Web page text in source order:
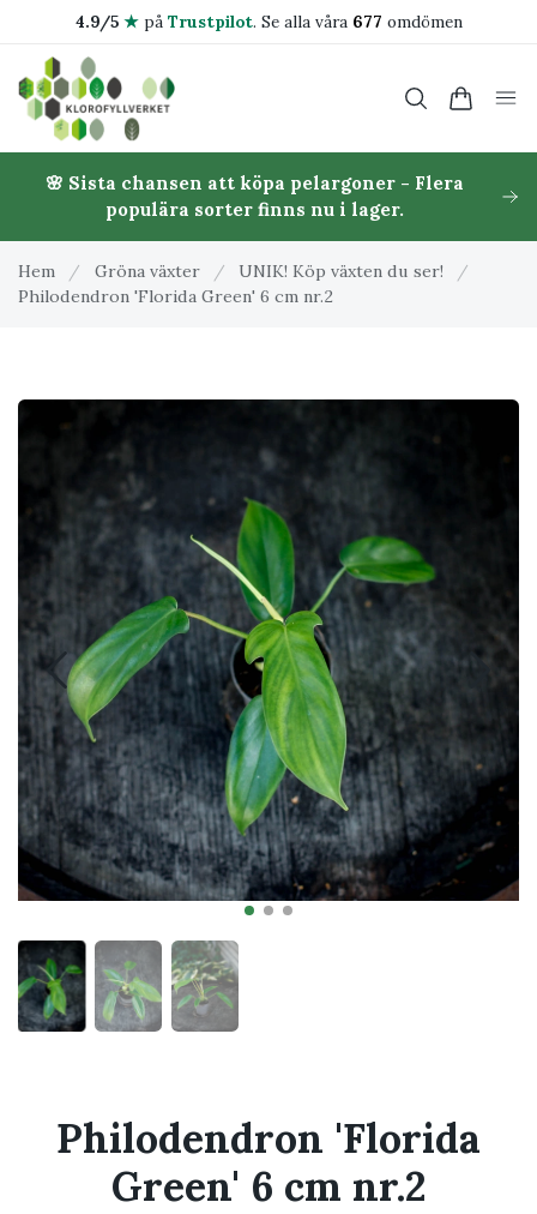
4.9/5 ★på Trustpilot. Se alla våra 677 omdömen
🌸 Sista chansen att köpa pelargoner - Flera
populära sorter finns nu i lager.
Hem / Gröna växter / UNIK! Köp växten du ser!
/
Philodendron 'Florida Green' 6 cm nr.2
Philodendron 'Florida
Green' 6 cm nr.2